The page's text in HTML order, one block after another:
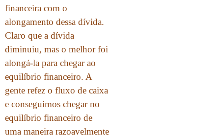
financeira com o
alongamento dessa dívida.
Claro que a dívida
diminuiu, mas o melhor foi
alongá-la para chegar ao
equilíbrio financeiro. A
gente refez o fluxo de caixa
e conseguimos chegar no
equilíbrio financeiro de
uma maneira razoavelmente